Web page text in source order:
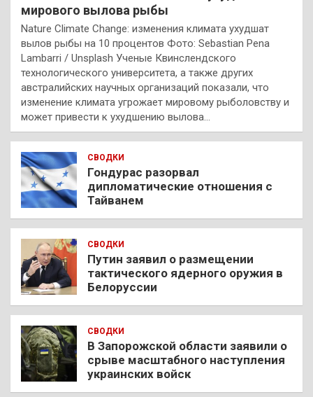
мирового вылова рыбы
Nature Climate Change: изменения климата ухудшат
вылов рыбы на 10 процентов Фото: Sebastian Pena
Lambarri / Unsplash Ученые Квинслендского
технологического университета, а также других
австралийских научных организаций показали, что
изменение климата угрожает мировому рыболовству и
может привести к ухудшению вылова…
СВОДКИ
Гондурас разорвал
дипломатические отношения с
Тайванем
СВОДКИ
Путин заявил о размещении
тактического ядерного оружия в
Белоруссии
СВОДКИ
В Запорожской области заявили о
срыве масштабного наступления
украинских войск